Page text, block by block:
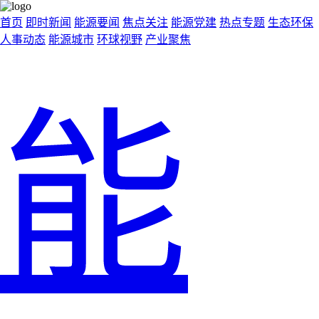
首页 即时新闻 能源要闻 焦点关注 能源党建 热点专题 生态环保
人事动态 能源城市 环球视野 产业聚焦
能